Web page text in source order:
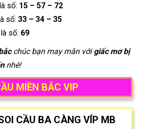
số: 15 – 57 – 72
số:33 – 34 – 35
số: 69
chúc bạn may mắn vớigiấc mơ bị
nhé!
MIỀN BẮC VIP
CẦU BA CÀNG VÍP MB